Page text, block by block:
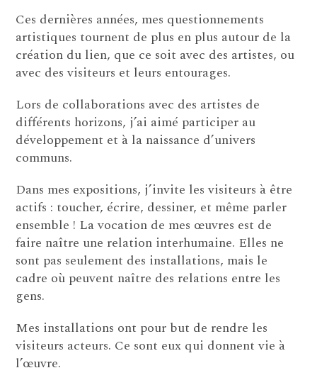
Ces dernières années, mes questionnements
artistiques tournent de plus en plus autour de la
création du lien, que ce soit avec des artistes, ou
avec des visiteurs et leurs entourages.
Lors de collaborations avec des artistes de
différents horizons, j’ai aimé participer au
développement et à la naissance d’univers
communs.
Dans mes expositions, j’invite les visiteurs à être
actifs : toucher, écrire, dessiner, et même parler
ensemble ! La vocation de mes œuvres est de
faire naître une relation interhumaine. Elles ne
sont pas seulement des installations, mais le
cadre où peuvent naître des relations entre les
gens.
Mes installations ont pour but de rendre les
visiteurs acteurs. Ce sont eux qui donnent vie à
l’œuvre.